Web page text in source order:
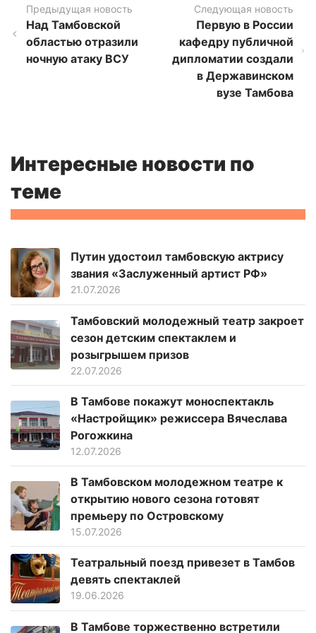
Предыдущая новость
Над Тамбовской
областью отразили
ночную атаку ВСУ
Следующая новость
Первую в России
кафедру публичной
дипломатии создали
в Державинском
вузе Тамбова
Интересные новости по
теме
Путин удостоил тамбовскую актрису
звания «Заслуженный артист РФ»
21.07.2026
Тамбовский молодежный театр закроет
сезон детским спектаклем и
розыгрышем призов
22.07.2026
В Тамбове покажут моноспектакль
«Настройщик» режиссера Вячеслава
Рогожкина
12.07.2026
В Тамбовском молодежном театре к
открытию нового сезона готовят
премьеру по Островскому
15.07.2026
Театральный поезд привезет в Тамбов
девять спектаклей
19.06.2026
В Тамбове торжественно встретили